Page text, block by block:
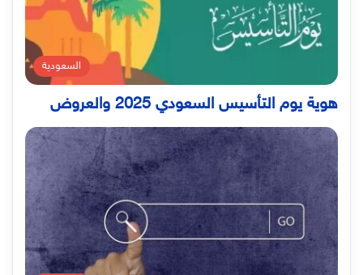
السعودية
هوية يوم التأسيس السعودي 2025 والعروض